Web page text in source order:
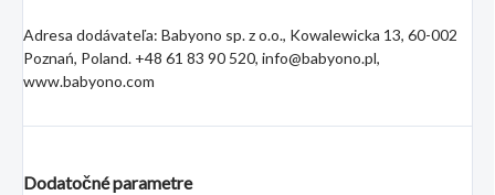
Adresa dodávateľa: Babyono sp. z o.o., Kowalewicka 13, 60-002
Poznań, Poland. +48 61 83 90 520, info@babyono.pl,
www.babyono.com
Dodatočné parametre